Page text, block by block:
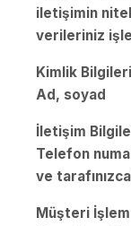
iletişimin
verileriniz
Kimlik
Ad, soyad
İletişim
Telefon
ve
Müşteri